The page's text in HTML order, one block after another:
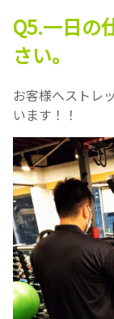
Q5.一日の
さい。
お客様へストレ
います！！